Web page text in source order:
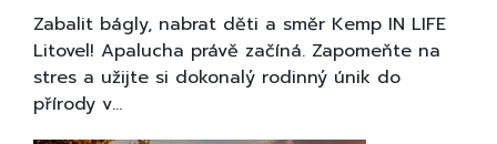
Zabalit bágly, nabrat děti a směr Kemp IN LIFE
Litovel! Apalucha právě začíná. Zapomeňte na
stres a užijte si dokonalý rodinný únik do
přírody v…